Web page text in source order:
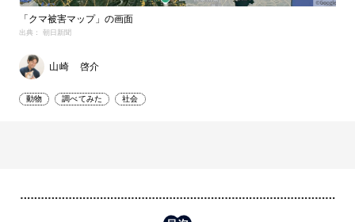
「クマ被害マップ」の画面
出典： 朝日新聞
山崎 啓介
動物 調べてみた 社会